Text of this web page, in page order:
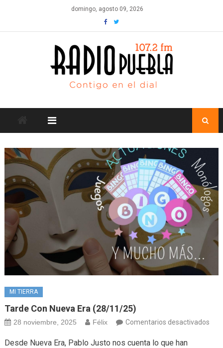
content
domingo, agosto 09, 2026
MI TIERRA
Tarde Con Nueva Era (28/11/25)
28 noviembre, 2025 Félix Comentarios desactivadosen
Desde Nueva Era, Pablo Justo nos cuenta lo que han